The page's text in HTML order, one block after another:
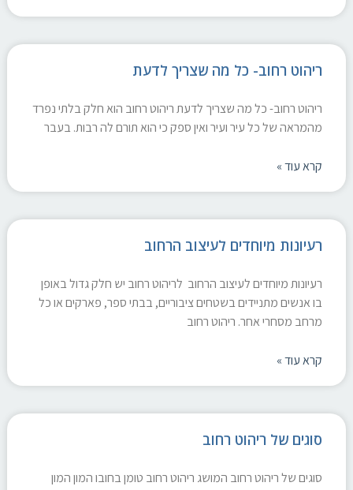
ריהוט רחוב- כל מה שצריך לדעת
ריהוט רחוב- כל מה שצריך לדעת ריהוט רחוב הוא חלק בלתי נפרד
מהמראה של כל עיר ועיר ואין ספק כי הוא תורם לה רבות. בעבר
קרא עוד »
רעיונות מיוחדים לעיצוב הרחוב
רעיונות מיוחדים לעיצוב הרחוב לריהוט רחוב יש חלק גדול באופן
בו אנשים מתניידים בשטחים ציבוריים, בבתי ספר, פארקים או כל
מרחב מסחרי אחר. ריהוט רחוב
קרא עוד »
סוגים של ריהוט רחוב
סוגים של ריהוט רחוב המושג ריהוט רחוב טומן בחובו המון המון